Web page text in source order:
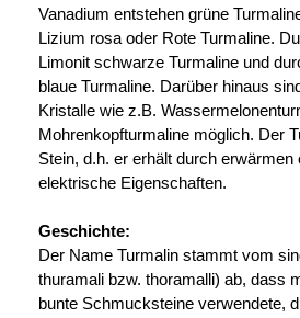
Vanadium entstehen grüne
Lizium rosa oder Rote Turmaline.
Limonit schwarze Turmaline und
blaue Turmaline. Darüber hinaus
Kristalle wie z.B.
Mohrenkopfturmaline möglich. Der
Stein, d.h. er erhält durch erwärmen
elektrische Eigenschaften.
Geschichte:
Der Name Turmalin stammt vom
thuramali bzw. thoramalli) ab, dass
bunte Schmucksteine verwendete,